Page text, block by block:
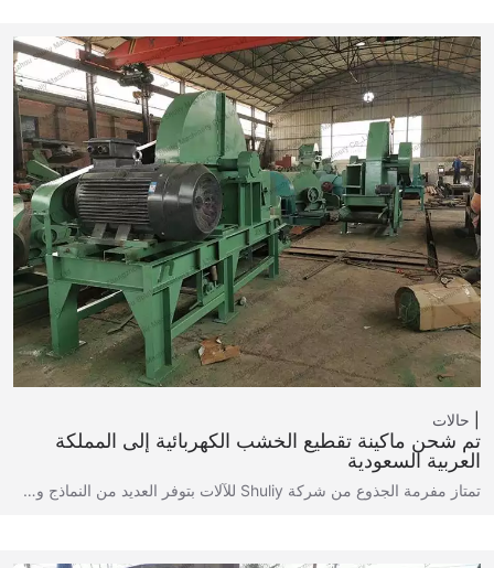
حالات
تم شحن ماكينة تقطيع الخشب الكهربائية إلى المملكة
العربية السعودية
تمتاز مفرمة الجذوع من شركة Shuliy للآلات بتوفر العديد من النماذج و…